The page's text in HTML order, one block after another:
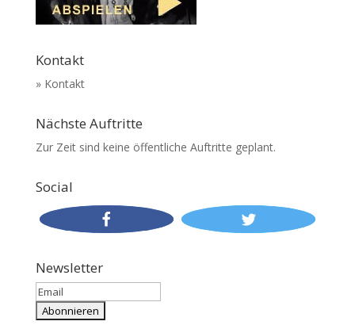
Kontakt
» Kontakt
Nächste Auftritte
Zur Zeit sind keine öffentliche Auftritte geplant.
Social
Newsletter